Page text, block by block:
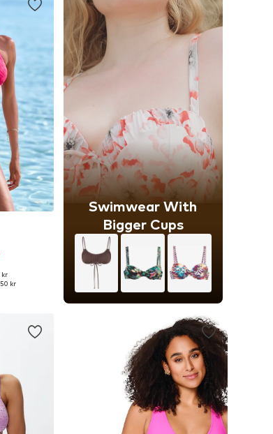
kr
kr
Swimwear With
Bigger Cups